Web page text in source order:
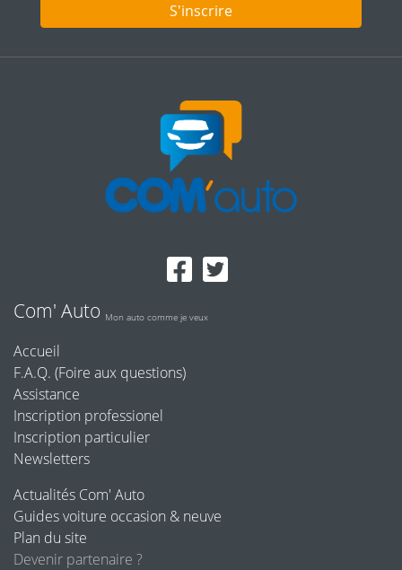
S'inscrire
Com' Auto Mon auto comme je veux
Accueil
F.A.Q. (Foire aux questions)
Assistance
Inscription professionel
Inscription particulier
Newsletters
Actualités Com' Auto
Guides voiture occasion & neuve
Plan du site
Devenir partenaire ?